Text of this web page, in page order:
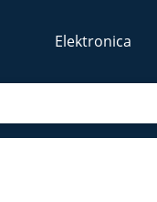
Elektronica
display - compact -